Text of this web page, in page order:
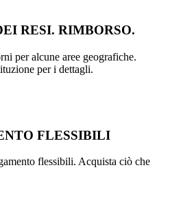
RESI. RIMBORSO.
per alcune aree geografiche.
per i dettagli.
FLESSIBILI
flessibili. Acquista ciò che